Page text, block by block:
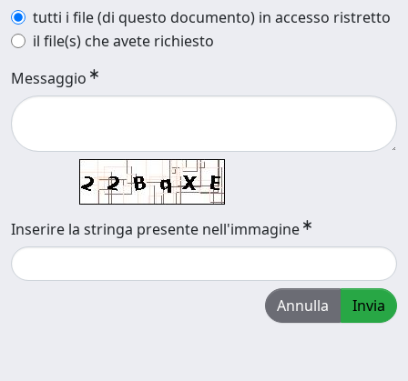
tutti i file (di questo documento) in accesso ristretto
il file(s) che avete richiesto
Messaggio
Inserire la stringa presente nell'immagine
Annulla Invia